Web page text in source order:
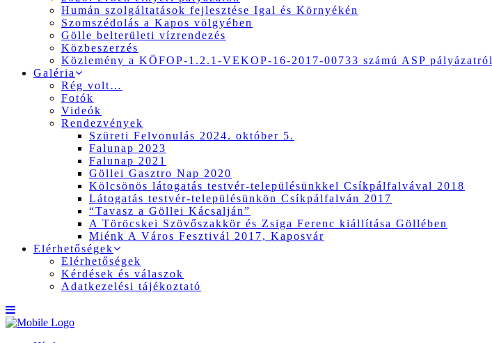
Humán szolgáltatások fejlesztése Igal és Környékén
Szomszédolás a Kapos völgyében
Gölle belterületi vízrendezés
Közbeszerzés
Közlemény a KÖFOP-1.2.1-VEKOP-16-2017-00733 számú ASP pályázatról
Galéria
Rég volt…
Fotók
Videók
Rendezvények
Szüreti Felvonulás 2024. október 5.
Falunap 2023
Falunap 2021
Göllei Gasztro Nap 2020
Kölcsönös látogatás testvér-településünkkel Csíkpálfalvával 2018
Látogatás testvér-településünkön Csíkpálfalván 2017
“Tavasz a Göllei Kácsalján”
A Töröcskei Szövőszakkör és Zsiga Ferenc kiállítása Göllében
Miénk A Város Fesztivál 2017, Kaposvár
Elérhetőségek
Elérhetőségek
Kérdések és válaszok
Adatkezelési tájékoztató